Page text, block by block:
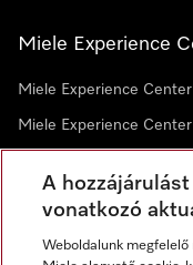
Miele Experience
Miele Experience
Miele Experience
Hírlevél
A
vonatkozó
Weboldalunk megfelelő